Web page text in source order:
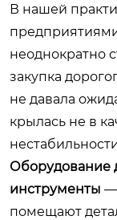
В нашей
неоднократно
закупка
не давала
крылась не в
Оборудование
инструменты —
помещают